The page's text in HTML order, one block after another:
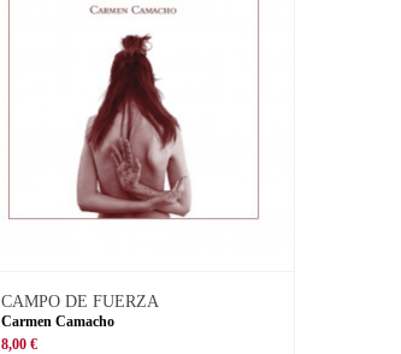
CAMPO DE FUERZA
Carmen Camacho
8,00 €